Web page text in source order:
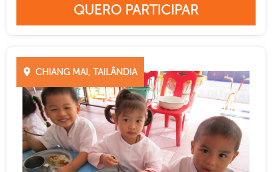
QUERO PARTICIPAR
CHIANG MAI, TAILÂNDIA